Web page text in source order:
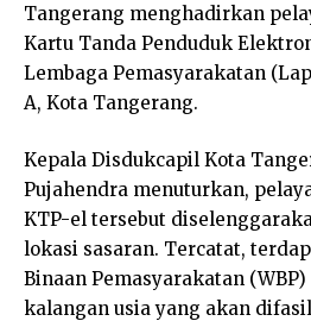
Tangerang menghadirkan
Kartu Tanda Penduduk
Lembaga Pemasyarakatan
A, Kota Tangerang.
Kepala Disdukcapil Kota
Pujahendra menuturkan,
KTP-el tersebut
lokasi sasaran. Tercatat,
Binaan Pemasyarakatan
kalangan usia yang akan